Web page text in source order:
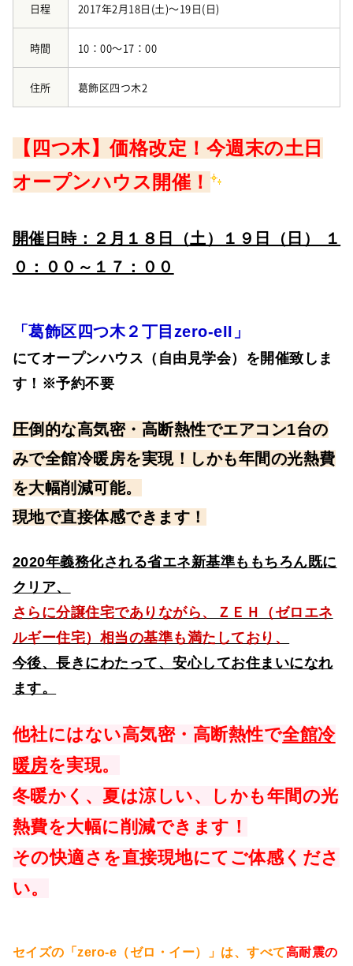
オーナーズ
耐震等級3の家づくり
「したまち未来活用」～不動産売却相談室～
サイトマップ
日程 2017年2月18日(土)～19日(日)
時間 10：00～17：00
住所 葛飾区四つ木2
【四つ木】価格改定！今週末の土日
オープンハウス開催！
開催日時：２月１８日（土）１９日（日） １
０：００～１７：００
「葛飾区四つ木２丁目zero-eII」
にてオープンハウス（自由見学会）を開催致しま
す！※予約不要
圧倒的な高気密・高断熱性でエアコン1台の
みで全館冷暖房を実現！しかも年間の光熱費
を大幅削減可能。
現地で直接体感できます！
2020年義務化される省エネ新基準ももちろん既に
クリア、
さらに分譲住宅でありながら、ＺＥＨ（ゼロエネ
ルギー住宅）相当の基準も満たしており、
今後、長きにわたって、安心してお住まいになれ
ます。
他社にはない高気密・高断熱性で全館冷
暖房を実現。
冬暖かく、夏は涼しい、しかも年間の光
熱費を大幅に削減できます！
その快適さを直接現地にてご体感くださ
い。
セイズの「zero-e（ゼロ・イー）」は、すべて高耐震の